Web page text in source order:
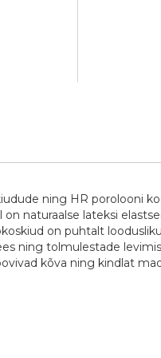
ning HR porolooni
naturaalse lateksi
on puhtalt
ning tolmulestade
kõva ning kindlat